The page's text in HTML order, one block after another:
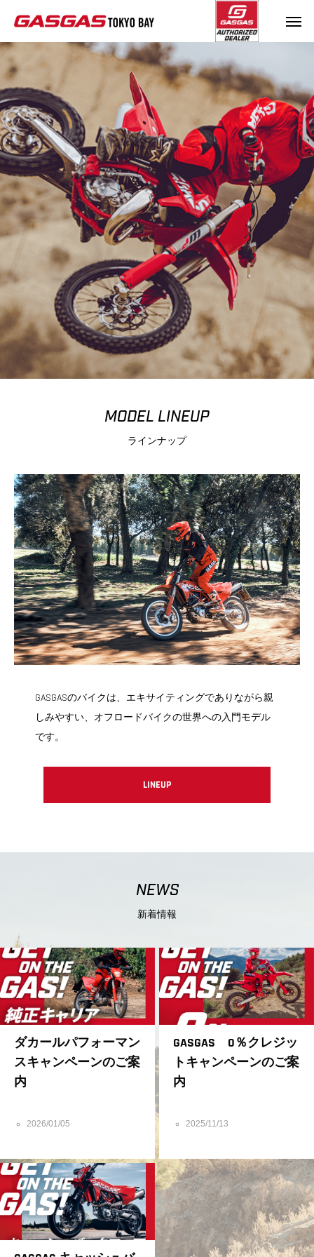
MODEL LINEUP
ラインナップ
GASGASのバイクは、エキサイティングでありながら親
しみやすい、オフロードバイクの世界への入門モデル
です。
LINEUP
NEWS
新着情報
ダカールパフォーマン
スキャンペーンのご案
内
2026/01/05
GASGAS 0％クレジッ
トキャンペーンのご案
内
2025/11/13